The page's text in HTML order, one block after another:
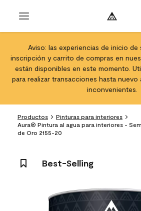
Aviso: las experiencias de inicio de
inscripción y carrito de compras en
están disponibles en este momento.
para realizar transacciones hasta nuevo
inconvenientes.
Productos
Pinturas para interiores
Aura® Pintura al agua para interiores -
de Oro 2155-20
Best-Selling